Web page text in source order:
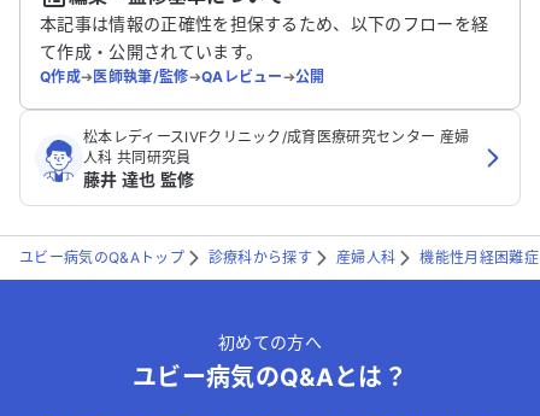
送信する
本記事は情報の正確性を担保するため、以下のフローを経
て作成・公開されています。
Q作成➔医師執筆/監修➔QAレビュー➔公開
松本レディースIVFクリニック/成育医療研究センター 産婦
人科 共同研究員
藤井 達也 監修
ユビー病気のQ&Aトップ 診療科から探す 産婦人科 機能性月経困難症
初めての方へ
ユビー病気のQ&Aとは？